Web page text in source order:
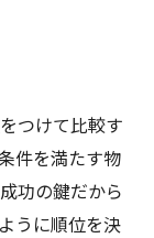
つけて比較す
件を満たす物
功の鍵だから
うに順位を決